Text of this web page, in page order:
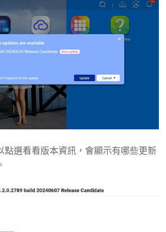
點選看看版本資訊，會顯示有哪些更新